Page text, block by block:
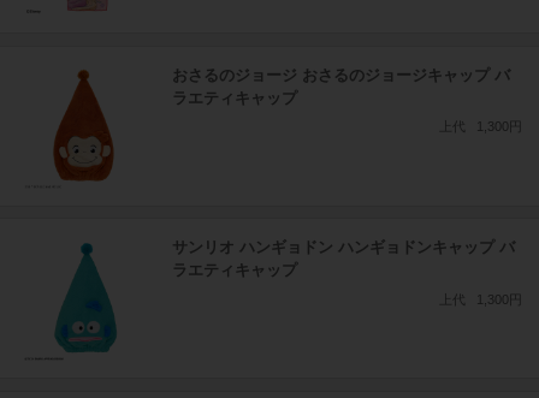
おさるのジョージ おさるのジョージキャップ バ
ラエティキャップ
上代 1,300円
サンリオ ハンギョドン ハンギョドンキャップ バ
ラエティキャップ
上代 1,300円